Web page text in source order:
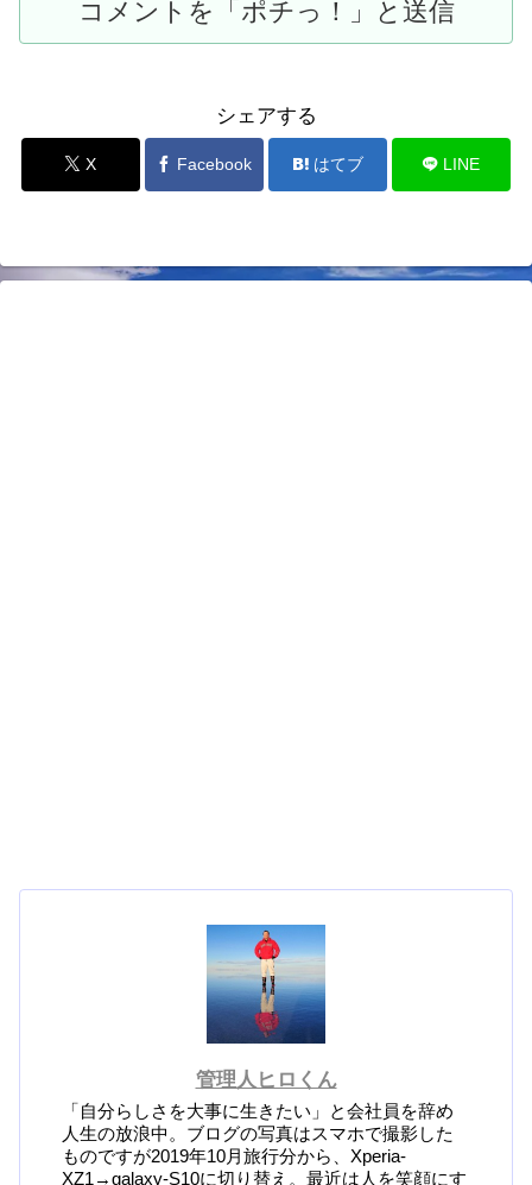
シェアする
X Facebook はてブ LINE
管理人ヒロくん
「自分らしさを大事に生きたい」と会社員を辞め
人生の放浪中。ブログの写真はスマホで撮影した
ものですが2019年10月旅行分から、Xperia-
XZ1→galaxy-S10に切り替え。最近は人を笑顔にす